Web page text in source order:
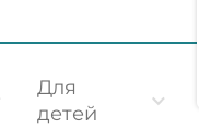
Для
детей